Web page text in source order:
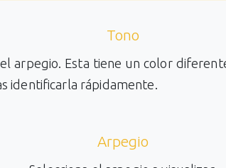
Tono
arpegio. Esta tiene un color
identificarla rápidamente.
Arpegio